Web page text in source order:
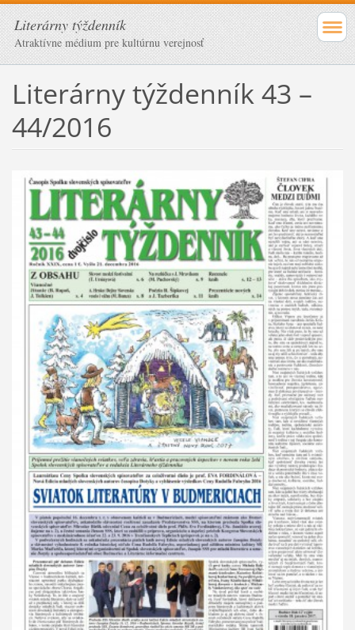
Literárny týždenník
Atraktívne médium pre kultúrnu verejnosť
Literárny týždenník 43 –
44/2016